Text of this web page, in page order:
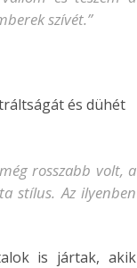
szívét.”
és dühét
rosszabb volt, a
stílus. Az ilyenben
is jártak, akik